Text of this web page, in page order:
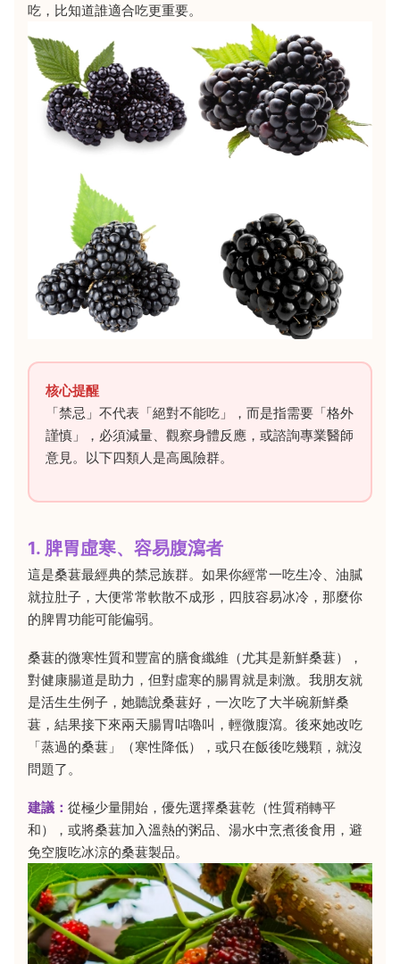
吃，比知道誰適合吃更重要。
核心提醒
「禁忌」不代表「絕對不能吃」，而是指需要「格外
謹慎」，必須減量、觀察身體反應，或諮詢專業醫師
意見。以下四類人是高風險群。
1. 脾胃虛寒、容易腹瀉者
這是桑葚最經典的禁忌族群。如果你經常一吃生冷、油膩
就拉肚子，大便常常軟散不成形，四肢容易冰冷，那麼你
的脾胃功能可能偏弱。
桑葚的微寒性質和豐富的膳食纖維（尤其是新鮮桑葚），
對健康腸道是助力，但對虛寒的腸胃就是刺激。我朋友就
是活生生例子，她聽說桑葚好，一次吃了大半碗新鮮桑
葚，結果接下來兩天腸胃咕嚕叫，輕微腹瀉。後來她改吃
「蒸過的桑葚」（寒性降低），或只在飯後吃幾顆，就沒
問題了。
建議： 從極少量開始，優先選擇桑葚乾（性質稍轉平
和），或將桑葚加入溫熱的粥品、湯水中烹煮後食用，避
免空腹吃冰涼的桑葚製品。